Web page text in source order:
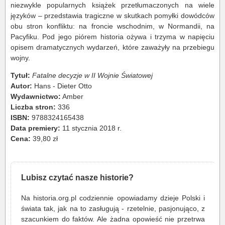
niezwykle popularnych książek przetłumaczonych na wiele
języków – przedstawia tragiczne w skutkach pomyłki dowódców
obu stron konfliktu: na froncie wschodnim, w Normandii, na
Pacyfiku. Pod jego piórem historia ożywa i trzyma w napięciu
opisem dramatycznych wydarzeń, które zaważyły na przebiegu
wojny.
Tytuł: Fatalne decyzje w II Wojnie Światowej
Autor: Hans - Dieter Otto
Wydawnictwo: Amber
Liczba stron: 336
ISBN: 9788324165438
Data premiery: 11 stycznia 2018 r.
Cena: 39,80 zł
Lubisz czytać nasze historie?
Na historia.org.pl codziennie opowiadamy dzieje Polski i
świata tak, jak na to zasługują - rzetelnie, pasjonująco, z
szacunkiem do faktów. Ale żadna opowieść nie przetrwa